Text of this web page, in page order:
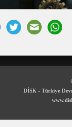
DİSK - Türkiye